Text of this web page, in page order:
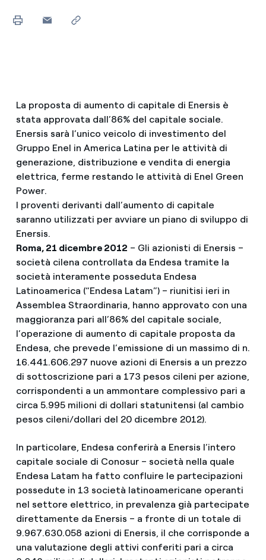
La proposta di aumento di capitale di Enersis è
stata approvata dall’86% del capitale sociale.
Enersis sarà l’unico veicolo di investimento del
Gruppo Enel in America Latina per le attività di
generazione, distribuzione e vendita di energia
elettrica, ferme restando le attività di Enel Green
Power.
I proventi derivanti dall’aumento di capitale
saranno utilizzati per avviare un piano di sviluppo di
Enersis.
Roma, 21 dicembre 2012 – Gli azionisti di Enersis –
società cilena controllata da Endesa tramite la
società interamente posseduta Endesa
Latinoamerica (“Endesa Latam”) – riunitisi ieri in
Assemblea Straordinaria, hanno approvato con una
maggioranza pari all’86% del capitale sociale,
l’operazione di aumento di capitale proposta da
Endesa, che prevede l’emissione di un massimo di n.
16.441.606.297 nuove azioni di Enersis a un prezzo
di sottoscrizione pari a 173 pesos cileni per azione,
corrispondenti a un ammontare complessivo pari a
circa 5.995 milioni di dollari statunitensi (al cambio
pesos cileni/dollari del 20 dicembre 2012).
In particolare, Endesa conferirà a Enersis l’intero
capitale sociale di Conosur – società nella quale
Endesa Latam ha fatto confluire le partecipazioni
possedute in 13 società latinoamericane operanti
nel settore elettrico, in prevalenza già partecipate
direttamente da Enersis – a fronte di un totale di
9.967.630.058 azioni di Enersis, il che corrisponde a
una valutazione degli attivi conferiti pari a circa